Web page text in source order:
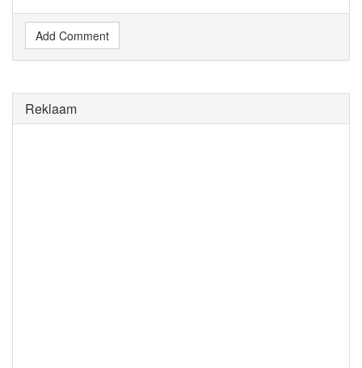
Add Comment
Reklaam